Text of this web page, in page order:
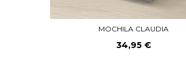
MOCHILA CLAUDIA
34,95 €